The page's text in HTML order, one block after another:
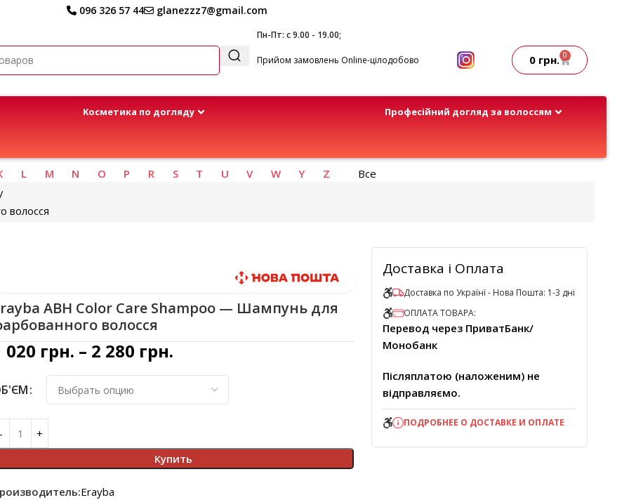
096 326 57 44 glanezzz7@gmail.com
Пн-Пт: с 9.00 - 19.00;
Прийом замовлень Online-цілодобово 0 грн. 0
Kосметика по догляду Професійний догляд за волоссям
L M N O P R S T U V W Y Z Все
волосся
ABH Color Care Shampoo — Шампунь для
волосся
020 грн. – 2 280 грн.
Купить
Erayba
Доставка і Оплата
Доставка по Українї - Нова Пошта: 1-3 дні
ОПЛАТА ТОВАРА:
Перевод через ПриватБанк/
Монобанк
Післяплатою (наложеним) не
відправляємо.
ПОДРОБНЕЕ О ДОСТАВКЕ И ОПЛАТЕ